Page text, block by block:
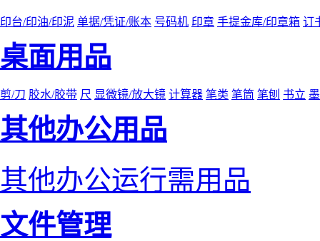
印台/印油/印泥 单据/凭证/账本 号码机 印章 手提金库/印章箱 订
桌面用品
剪/刀 胶水/胶带 尺 显微镜/放大镜 计算器 笔类 笔筒 笔刨 书立
其他办公用品
其他办公运行需用品
文件管理